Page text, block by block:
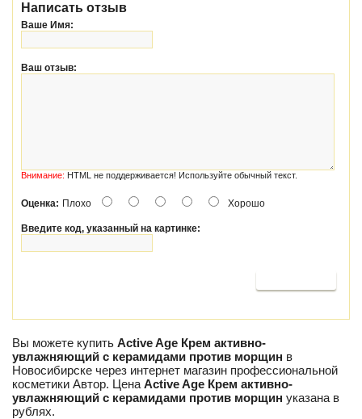
Написать отзыв
Ваше Имя:
Ваш отзыв:
Внимание: HTML не поддерживается! Используйте обычный текст.
Оценка: Плохо Хорошо
Введите код, указанный на картинке:
Вы можете купить Active Age Крем активно-
увлажняющий с керамидами против морщин в
Новосибирске через интернет магазин профессиональной
косметики Автор. Цена Active Age Крем активно-
увлажняющий с керамидами против морщин указана в
рублях.